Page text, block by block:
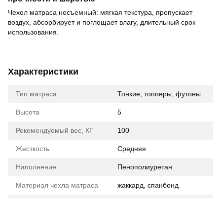
Чехол матраса несъемный: мягкая текстура, пропускает
воздух, абсорбирует и поглощает влагу, длительный срок
использования.
Характеристики
Тип матраса Тонкие, топперы, футоны
Высота 5
Рекомендуемый вес, КГ 100
Жесткость Средняя
Наполнение Пенополиуретан
Материал чехла матраса жаккард, спанбонд